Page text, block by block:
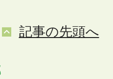
記事の先頭へ